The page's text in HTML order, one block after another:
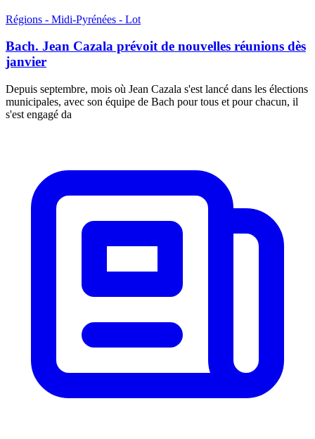
Régions - Midi-Pyrénées - Lot
Bach. Jean Cazala prévoit de nouvelles réunions dès
janvier
Depuis septembre, mois où Jean Cazala s'est lancé dans les élections
municipales, avec son équipe de Bach pour tous et pour chacun, il
s'est engagé da